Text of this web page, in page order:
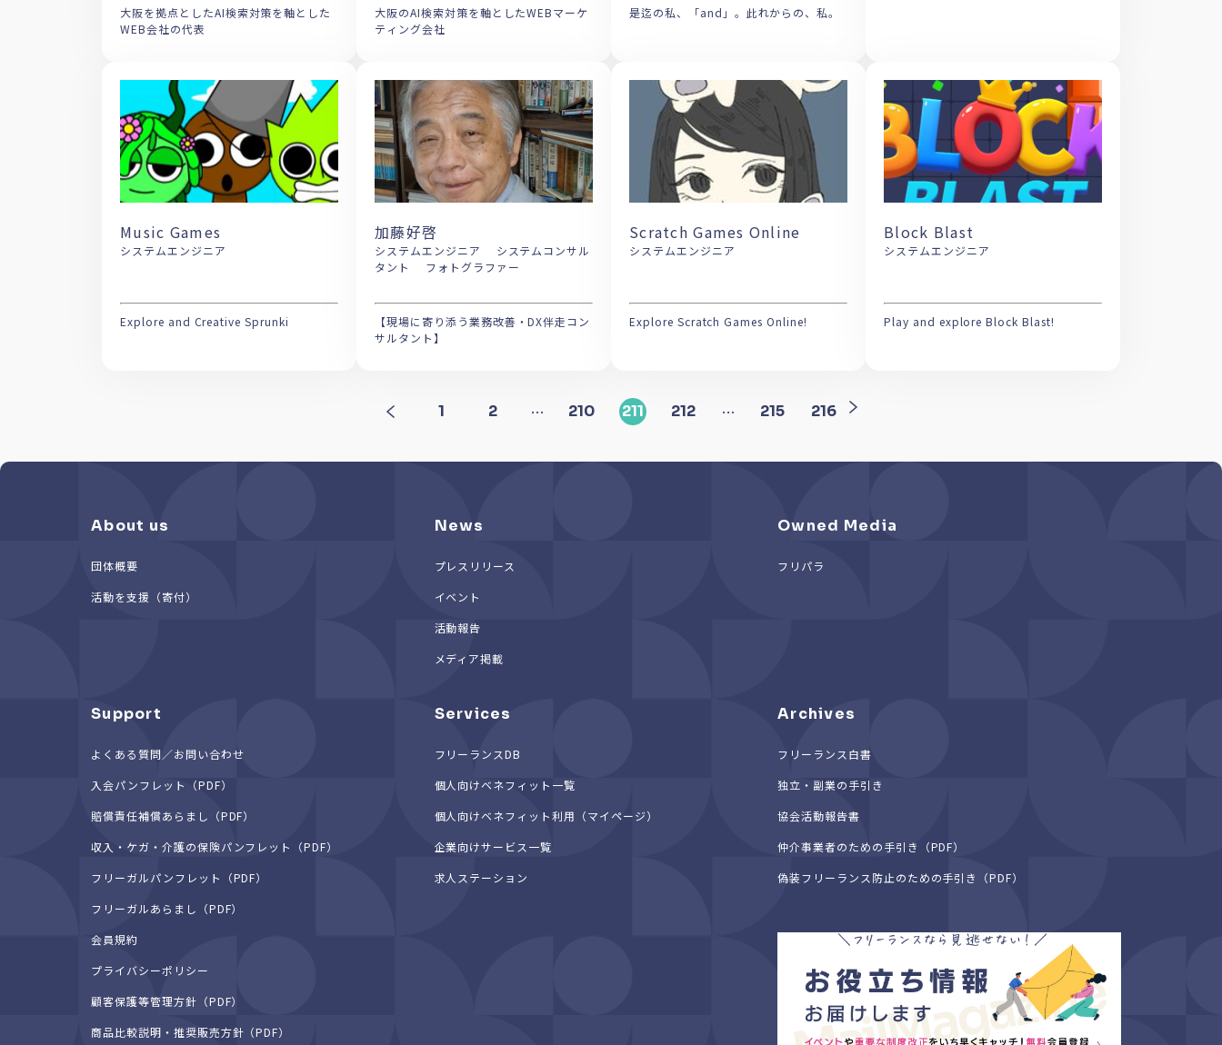
大阪を拠点としたAI検索対策を軸とした
WEB会社の代表
大阪のAI検索対策を軸としたWEBマーケ
ティング会社
是迄の私、「and」。此れからの、私。
Music Games
システムエンジニア
Explore and Creative Sprunki
加藤好啓
システムエンジニア システムコンサル
タント フォトグラファー
【現場に寄り添う業務改善・DX伴走コン
サルタント】
Scratch Games Online
システムエンジニア
Explore Scratch Games Online!
Block Blast
システムエンジニア
Play and explore Block Blast!
1 2 … 210 211 212 … 215 216
About us
団体概要
活動を支援（寄付）
News
プレスリリース
イベント
活動報告
メディア掲載
Owned Media
フリパラ
Support
よくある質問／お問い合わせ
入会パンフレット（PDF）
賠償責任補償あらまし（PDF）
収入・ケガ・介護の保険パンフレット（PDF）
フリーガルパンフレット（PDF）
フリーガルあらまし（PDF）
会員規約
プライバシーポリシー
顧客保護等管理方針（PDF）
商品比較説明・推奨販売方針（PDF）
Services
フリーランスDB
個人向けベネフィット一覧
個人向けベネフィット利用（マイページ）
企業向けサービス一覧
求人ステーション
Archives
フリーランス白書
独立・副業の手引き
協会活動報告書
仲介事業者のための手引き（PDF）
偽装フリーランス防止のための手引き（PDF）